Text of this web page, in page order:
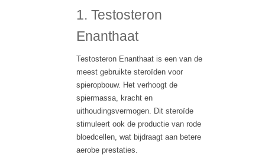
1. Testosteron
Enanthaat
Testosteron Enanthaat is een van de
meest gebruikte steroïden voor
spieropbouw. Het verhoogt de
spiermassa, kracht en
uithoudingsvermogen. Dit steroïde
stimuleert ook de productie van rode
bloedcellen, wat bijdraagt aan betere
aerobe prestaties.